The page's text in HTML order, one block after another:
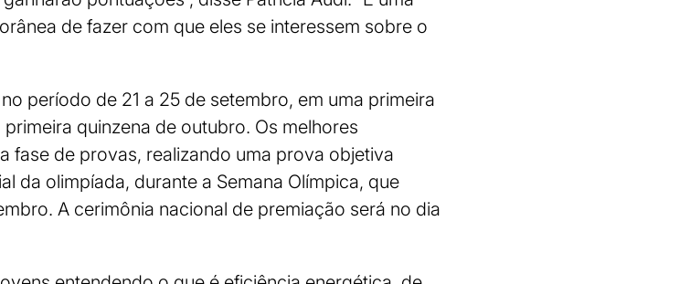
de fazer com que eles se interessem sobre o
período de 21 a 25 de setembro, em uma primeira
quinzena de outubro. Os melhores
fase de provas, realizando uma prova objetiva
da olimpíada, durante a Semana Olímpica, que
A cerimônia nacional de premiação será no dia